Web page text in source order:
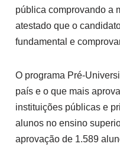
pública comprovando a
atestado que o
fundamental e
O programa Pré-
país e o que mais
instituições públicas e
alunos no ensino
aprovação de 1.589